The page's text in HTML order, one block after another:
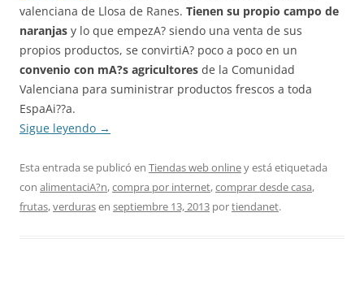
valenciana de Llosa de Ranes. Tienen su propio campo de
naranjas y lo que empezA? siendo una venta de sus
propios productos, se convirtiA? poco a poco en un
convenio con mA?s agricultores de la Comunidad
Valenciana para suministrar productos frescos a toda
EspaAi??a.
Sigue leyendo →
Esta entrada se publicó en Tiendas web onliney está etiquetada
con alimentaciA?n,compra por internet,comprar desde casa,
frutas,verdurasen septiembre 13, 2013 portiendanet.